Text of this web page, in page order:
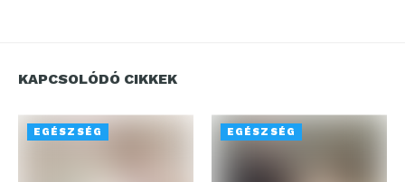
KAPCSOLÓDÓ CIKKEK
EGÉSZSÉG EGÉSZSÉG